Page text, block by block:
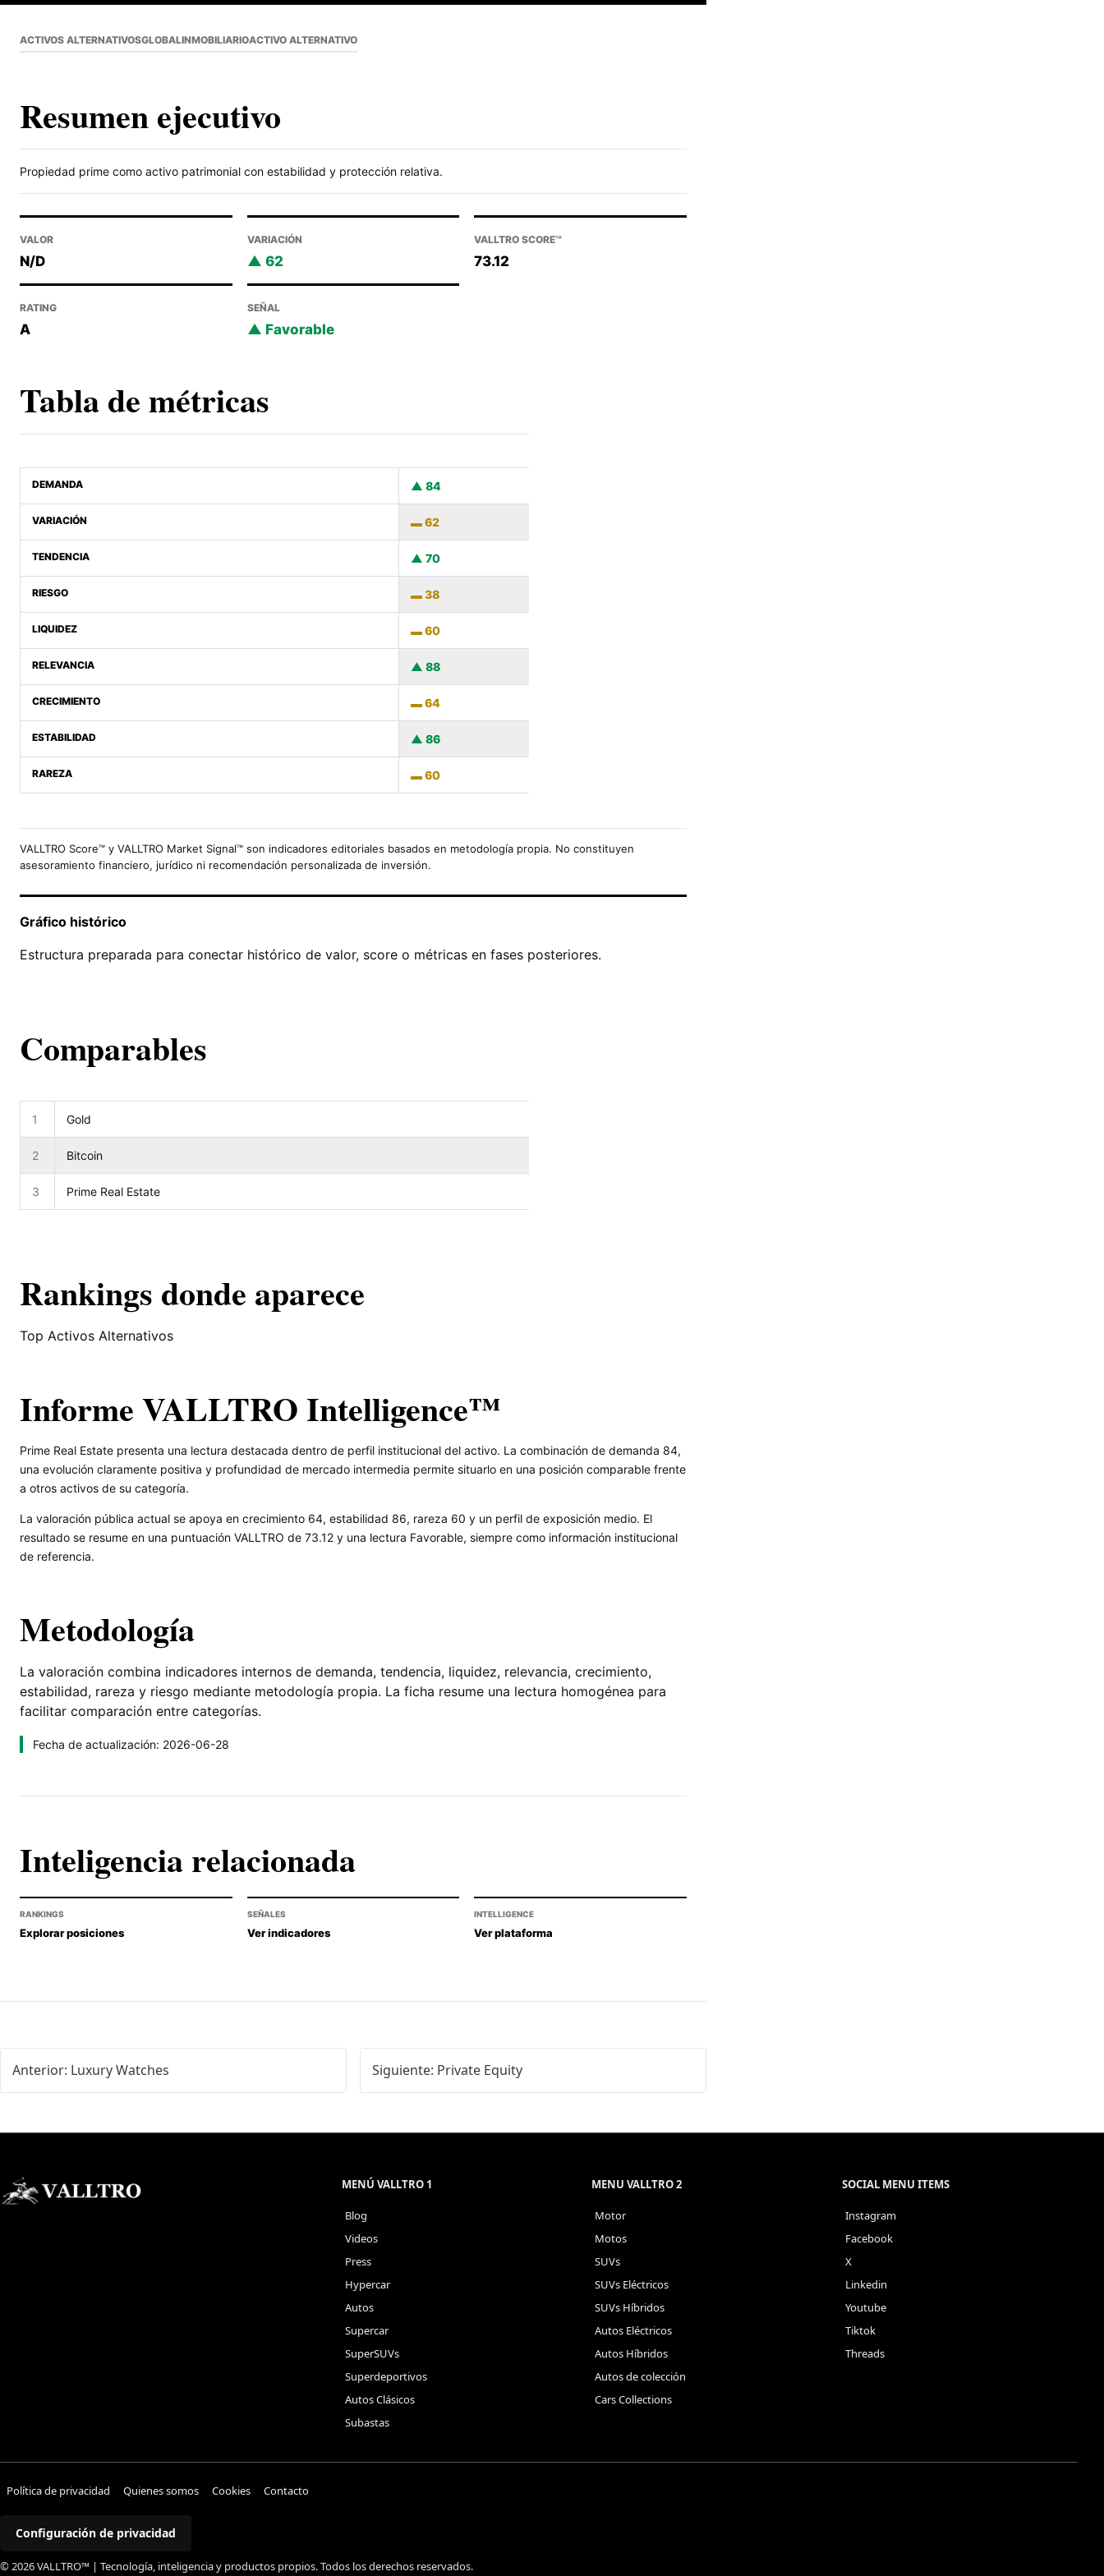
ACTIVOS ALTERNATIVOSGLOBALINMOBILIARIOACTIVO ALTERNATIVO
Resumen ejecutivo
Propiedad prime como activo patrimonial con estabilidad y protección relativa.
VALOR
N/D
VARIACIÓN
62
VALLTRO SCORE™
73.12
RATING
A
SEÑAL
Favorable
Tabla de métricas
DEMANDA 84
VARIACIÓN 62
TENDENCIA 70
RIESGO 38
LIQUIDEZ 60
RELEVANCIA 88
CRECIMIENTO 64
ESTABILIDAD 86
RAREZA 60
VALLTRO Score™ y VALLTRO Market Signal™ son indicadores editoriales basados en metodología propia. No constituyen
asesoramiento financiero, jurídico ni recomendación personalizada de inversión.
Gráfico histórico
Estructura preparada para conectar histórico de valor, score o métricas en fases posteriores.
Comparables
1 Gold
2 Bitcoin
3 Prime Real Estate
Rankings donde aparece
Top Activos Alternativos
Informe VALLTRO Intelligence™
Prime Real Estate presenta una lectura destacada dentro de perfil institucional del activo. La combinación de demanda 84,
una evolución claramente positiva y profundidad de mercado intermedia permite situarlo en una posición comparable frente
a otros activos de su categoría.
La valoración pública actual se apoya en crecimiento 64, estabilidad 86, rareza 60 y un perfil de exposición medio. El
resultado se resume en una puntuación VALLTRO de 73.12 y una lectura Favorable, siempre como información institucional
de referencia.
Metodología
La valoración combina indicadores internos de demanda, tendencia, liquidez, relevancia, crecimiento,
estabilidad, rareza y riesgo mediante metodología propia. La ficha resume una lectura homogénea para
facilitar comparación entre categorías.
Fecha de actualización: 2026-06-28
Inteligencia relacionada
RANKINGS
Explorar posiciones
SEÑALES
Ver indicadores
INTELLIGENCE
Ver plataforma
Anterior: Luxury Watches Siguiente: Private Equity
MENÚ VALLTRO 1
Blog
Videos
Press
Hypercar
Autos
Supercar
SuperSUVs
Superdeportivos
Autos Clásicos
Subastas
MENU VALLTRO 2
Motor
Motos
SUVs
SUVs Eléctricos
SUVs Híbridos
Autos Eléctricos
Autos Híbridos
Autos de colección
Cars Collections
SOCIAL MENU ITEMS
Instagram
Facebook
X
Linkedin
Youtube
Tiktok
Threads
Política de privacidad Quienes somos Cookies Contacto
Configuración de privacidad
© 2026 VALLTRO™ | Tecnología, inteligencia y productos propios. Todos los derechos reservados.